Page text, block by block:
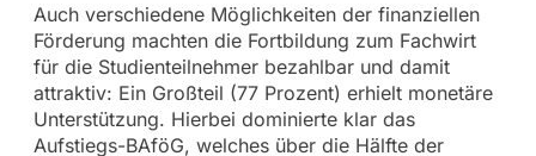
Auch verschiedene Möglichkeiten der finanziellen
Förderung machten die Fortbildung zum Fachwirt
für die Studienteilnehmer bezahlbar und damit
attraktiv: Ein Großteil (77 Prozent) erhielt monetäre
Unterstützung. Hierbei dominierte klar das
Aufstiegs-BAföG, welches über die Hälfte der